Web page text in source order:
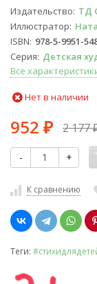
Издательство ТД
Иллюстратор
ISBN 978-5-9951-
Серия Детская
Все
Нет в наличии
952 ₽ 2 177
- +
К сравнению
Теги: